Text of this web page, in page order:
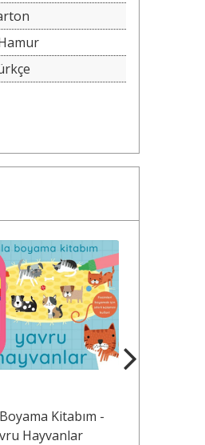
Kitabım -
Hayvanlar